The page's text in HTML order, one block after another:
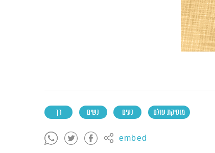
מוסיקת עולם נעים נשים רך
embed